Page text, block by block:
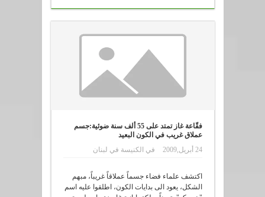
فقّاعة غاز تمتد على 55 ألف سنة ضوئية:جسم
عملاق غريب في الكون البعيد
24 أبريل,2009
في الكنيسة في لبنان
اكتشف علماء فضاء جسماً عملاقاً غريباً، مبهم
الشكل، يعود الى بدايات الكون، اطلقوا عليه اسم